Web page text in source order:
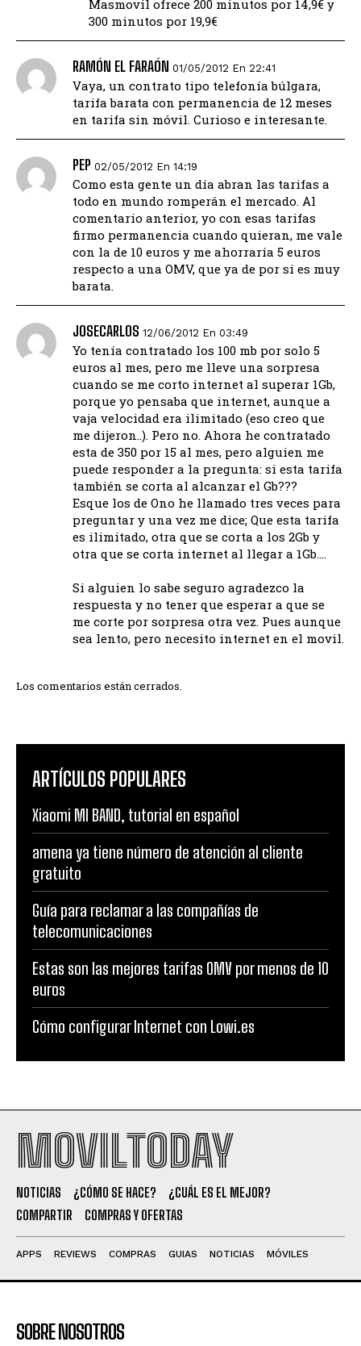
Masmovil ofrece 200 minutos por 14,9€ y
300 minutos por 19,9€
RAMÓN EL FARAÓN 01/05/2012 En 22:41
Vaya, un contrato tipo telefonía búlgara,
tarifa barata con permanencia de 12 meses
en tarifa sin móvil. Curioso e interesante.
PEP 02/05/2012 En 14:19
Como esta gente un día abran las tarifas a
todo en mundo romperán el mercado. Al
comentario anterior, yo con esas tarifas
firmo permanencia cuando quieran, me vale
con la de 10 euros y me ahorraría 5 euros
respecto a una OMV, que ya de por si es muy
barata.
JOSECARLOS 12/06/2012 En 03:49
Yo tenía contratado los 100 mb por solo 5
euros al mes, pero me lleve una sorpresa
cuando se me corto internet al superar 1Gb,
porque yo pensaba que internet, aunque a
vaja velocidad era ilimitado (eso creo que
me dijeron..). Pero no. Ahora he contratado
esta de 350 por 15 al mes, pero alguien me
puede responder a la pregunta: si esta tarifa
también se corta al alcanzar el Gb???
Esque los de Ono he llamado tres veces para
preguntar y una vez me dice; Que esta tarifa
es ilimitado, otra que se corta a los 2Gb y
otra que se corta internet al llegar a 1Gb….
Si alguien lo sabe seguro agradezco la
respuesta y no tener que esperar a que se
me corte por sorpresa otra vez. Pues aunque
sea lento, pero necesito internet en el movil.
Los comentarios están cerrados.
ARTÍCULOS POPULARES
Xiaomi MI BAND, tutorial en español
amena ya tiene número de atención al cliente
gratuito
Guía para reclamar a las compañías de
telecomunicaciones
Estas son las mejores tarifas OMV por menos de 10
euros
Cómo configurar Internet con Lowi.es
MOVILTODAY
NOTICIAS ¿CÓMO SE HACE?
¿CUÁL ES EL MEJOR?
COMPARTIR
COMPRAS Y OFERTAS
APPS REVIEWS COMPRAS GUIAS NOTICIAS MÓVILES
SOBRE NOSOTROS